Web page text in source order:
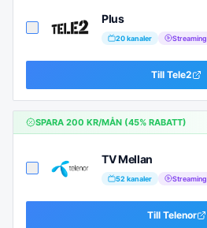
Plus
20kanaler Streaming
Till Tele2
SPARA 200 KR/MÅN (45% RABATT)
TV Mellan
52 kanaler Streaming
Till Telenor